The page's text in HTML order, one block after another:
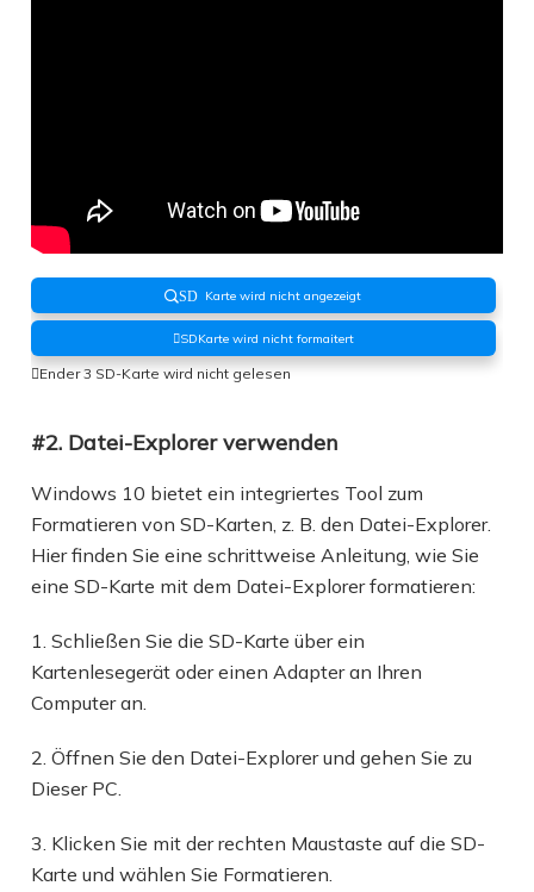
SD Karte wird nicht angezeigt
SDKarte wird nicht formaitert
Ender 3 SD-Karte wird nicht gelesen
#2. Datei-Explorer verwenden
Windows 10 bietet ein integriertes Tool zum
Formatieren von SD-Karten, z. B. den Datei-Explorer.
Hier finden Sie eine schrittweise Anleitung, wie Sie
eine SD-Karte mit dem Datei-Explorer formatieren:
1. Schließen Sie die SD-Karte über ein
Kartenlesegerät oder einen Adapter an Ihren
Computer an.
2. Öffnen Sie den Datei-Explorer und gehen Sie zu
Dieser PC.
3. Klicken Sie mit der rechten Maustaste auf die SD-
Karte und wählen Sie Formatieren.